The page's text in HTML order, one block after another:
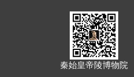
秦始皇帝陵博物院